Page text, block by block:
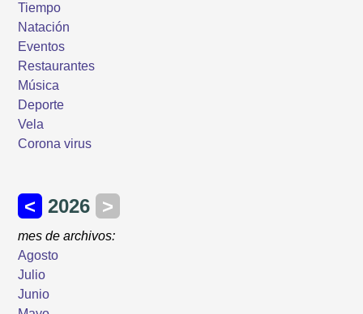
Tiempo
Natación
Eventos
Restaurantes
Música
Deporte
Vela
Corona virus